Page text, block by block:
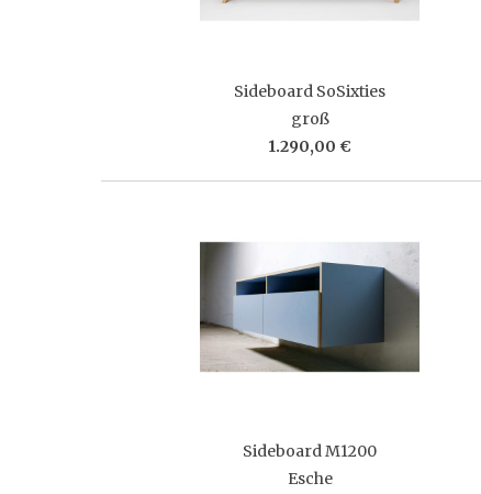
Sideboard SoSixties
groß
1.290,00 €
Sideboard M1200
Esche